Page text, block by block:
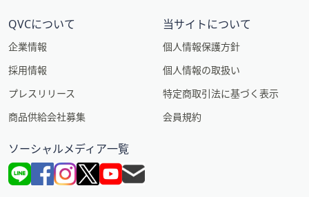
QVCについて
企業情報
採用情報
プレスリリース
商品供給会社募集
当サイトについて
個人情報保護方針
個人情報の取扱い
特定商取引法に基づく表示
会員規約
ソーシャルメディア一覧